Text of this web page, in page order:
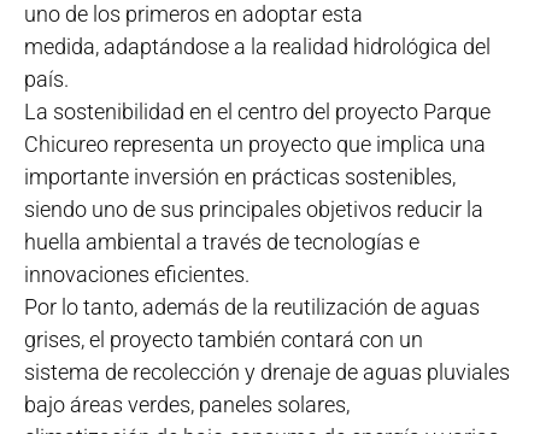
uno de los primeros en adoptar esta
medida, adaptándose a la realidad hidrológica del
país.
La sostenibilidad en el centro del proyecto Parque
Chicureo representa un proyecto que implica una
importante inversión en prácticas sostenibles,
siendo uno de sus principales objetivos reducir la
huella ambiental a través de tecnologías e
innovaciones eficientes.
Por lo tanto, además de la reutilización de aguas
grises, el proyecto también contará con un
sistema de recolección y drenaje de aguas pluviales
bajo áreas verdes, paneles solares,